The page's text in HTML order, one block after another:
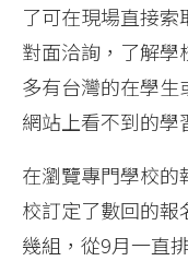
了可在現場直接
對面洽詢，了解
多有台灣的在學
網站上看不到的學
在瀏覽專門學校
校訂定了數回的
幾組，從9月一直